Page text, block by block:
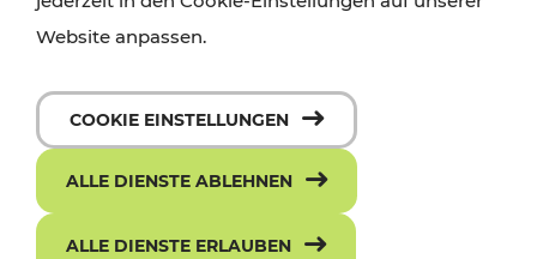
Website anpassen.
COOKIE EINSTELLUNGEN
ALLE DIENSTE ABLEHNEN
ALLE DIENSTE ERLAUBEN